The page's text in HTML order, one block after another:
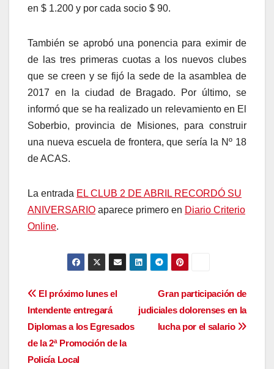
en $ 1.200 y por cada socio $ 90.
También se aprobó una ponencia para eximir de
de las tres primeras cuotas a los nuevos clubes
que se creen y se fijó la sede de la asamblea de
2017 en la ciudad de Bragado. Por último, se
informó que se ha realizado un relevamiento en El
Soberbio, provincia de Misiones, para construir
una nueva escuela de frontera, que sería la Nº 18
de ACAS.
La entrada EL CLUB 2 DE ABRIL RECORDÓ SU
ANIVERSARIO aparece primero en Diario Criterio
Online.
Navegación
de
entradas
Gran participación de
judiciales dolorenses en la
lucha por el salario
El próximo lunes el
Intendente entregará
Diplomas a los Egresados
de la 2ª Promoción de la
Policía Local